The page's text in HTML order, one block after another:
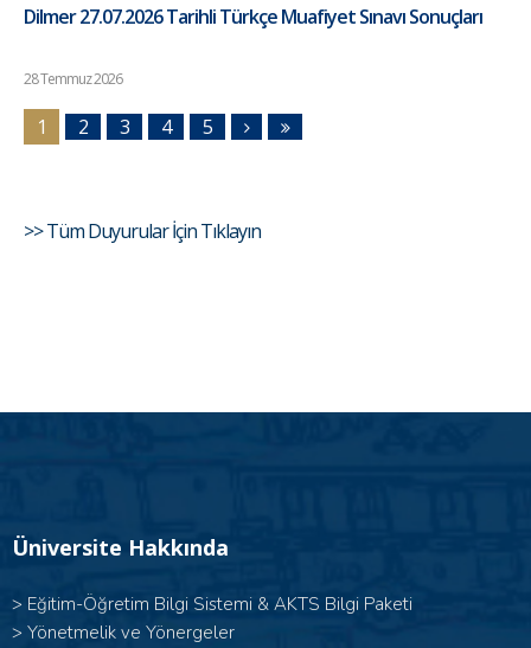
Dilmer 27.07.2026 Tarihli Türkçe Muafiyet Sınavı Sonuçları
28 Temmuz 2026
1 2 3 4 5
>> Tüm Duyurular İçin Tıklayın
Üniversite Hakkında
> Eğitim-Öğretim Bilgi Sistemi & AKTS Bilgi Paketi
> Yönetmelik ve Yönergeler